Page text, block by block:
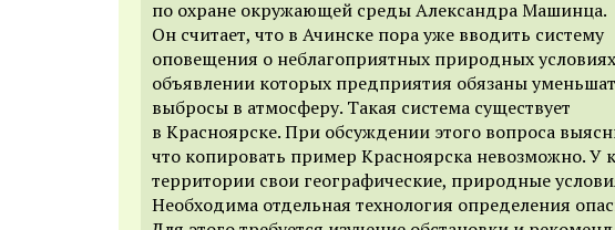
по охране окружающей среды Александра Машинца.
Он считает, что в Ачинске пора уже вводить систему
оповещения о неблагоприятных природных
объявлении которых предприятия обязаны
выбросы в атмосферу. Такая система существует
в Красноярске. При обсуждении этого вопроса
что копировать пример Красноярска невозможно. У
территории свои географические, природные
Необходима отдельная технология определения